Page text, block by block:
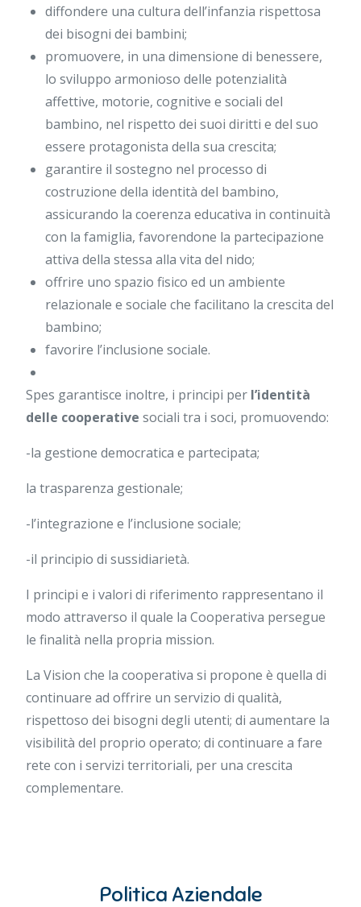
diffondere una cultura dell’infanzia rispettosa
dei bisogni dei bambini;
promuovere, in una dimensione di benessere,
lo sviluppo armonioso delle potenzialità
affettive, motorie, cognitive e sociali del
bambino, nel rispetto dei suoi diritti e del suo
essere protagonista della sua crescita;
garantire il sostegno nel processo di
costruzione della identità del bambino,
assicurando la coerenza educativa in continuità
con la famiglia, favorendone la partecipazione
attiva della stessa alla vita del nido;
offrire uno spazio fisico ed un ambiente
relazionale e sociale che facilitano la crescita del
bambino;
favorire l’inclusione sociale.
Spes garantisce inoltre, i principi per l’identità
delle cooperative sociali tra i soci, promuovendo:
-la gestione democratica e partecipata;
la trasparenza gestionale;
-l’integrazione e l’inclusione sociale;
-il principio di sussidiarietà.
I principi e i valori di riferimento rappresentano il
modo attraverso il quale la Cooperativa persegue
le finalità nella propria mission.
La Vision che la cooperativa si propone è quella di
continuare ad offrire un servizio di qualità,
rispettoso dei bisogni degli utenti; di aumentare la
visibilità del proprio operato; di continuare a fare
rete con i servizi territoriali, per una crescita
complementare.
Politica Aziendale